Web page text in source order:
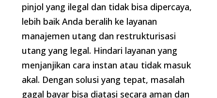
pinjol yang ilegal dan tidak bisa dipercaya,
lebih baik Anda beralih ke layanan
manajemen utang dan restrukturisasi
utang yang legal. Hindari layanan yang
menjanjikan cara instan atau tidak masuk
akal. Dengan solusi yang tepat, masalah
gagal bayar bisa diatasi secara aman dan